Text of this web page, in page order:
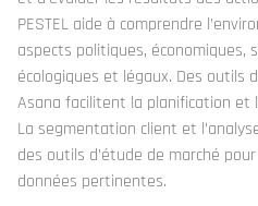
PESTEL aide à comprendre
aspects politiques, économiques,
écologiques et légaux. Des outils
Asana facilitent la planification et
La segmentation client et
des outils d’étude de marché
données pertinentes.